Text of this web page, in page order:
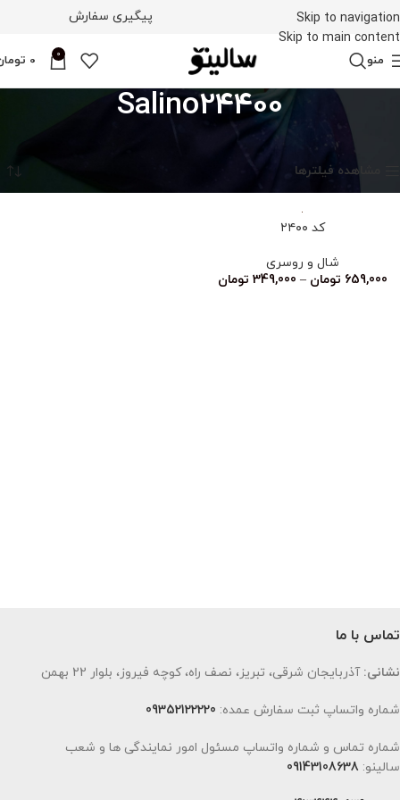
Skip to navigation
Skip to main content
پیگیری سفارش
منو 0
0
Salino24400
محصولات برچسب خورده “Salino24400”
مشاهده فیلترها
کد ۲۴۰۰
شال و روسری
659,000 تومان –
349,000 تومان
تماس با ما
نشانی: آذربایجان شرقی، تبریز، نصف راه، کوچه فیروز، بلوار 22 بهمن
شماره واتساپ ثبت سفارش عمده: 09352122220
شماره تماس و شماره واتساپ مسئول امور نمایندگی ها و شعب
سالینو: 09143108638